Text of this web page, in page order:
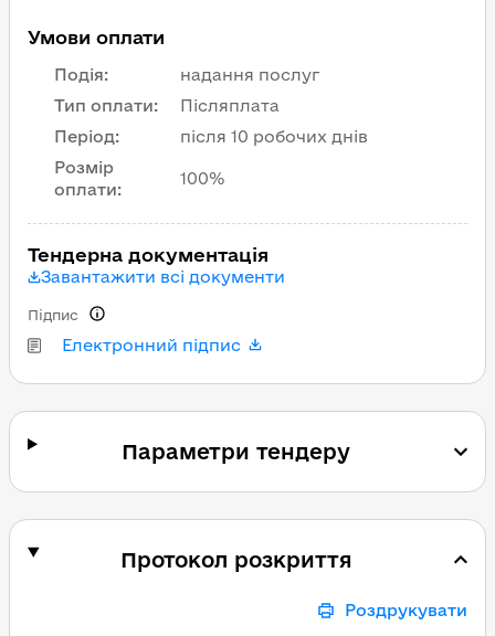
Умови оплати
Подія:
надання послуг
Тип оплати:
Післяплата
Період:
після 10 робочих днів
Розмір
оплати:
100%
Тендерна документація
Завантажити всі документи
Електронний підпис
Підпис
Параметри тендеру
Протокол розкриття
Роздрукувати